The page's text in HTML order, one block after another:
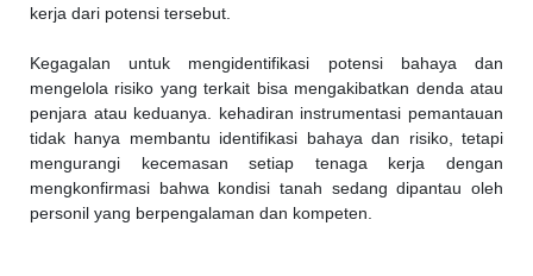
kerja dari potensi tersebut.
Kegagalan untuk mengidentifikasi potensi bahaya dan
mengelola risiko yang terkait bisa mengakibatkan denda atau
penjara atau keduanya. kehadiran instrumentasi pemantauan
tidak hanya membantu identifikasi bahaya dan risiko, tetapi
mengurangi kecemasan setiap tenaga kerja dengan
mengkonfirmasi bahwa kondisi tanah sedang dipantau oleh
personil yang berpengalaman dan kompeten.